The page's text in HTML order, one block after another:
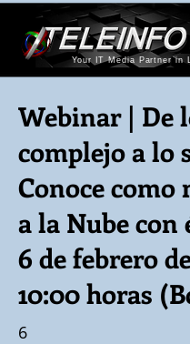
Your IT Media Partner in
Webinar | De
complejo a lo
Conoce como
a la Nube con
6 de febrero
10:00 horas
6